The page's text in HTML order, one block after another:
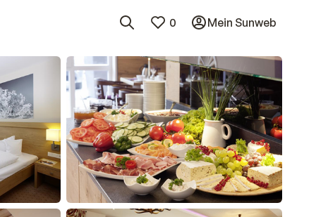
0 Mein Sunweb